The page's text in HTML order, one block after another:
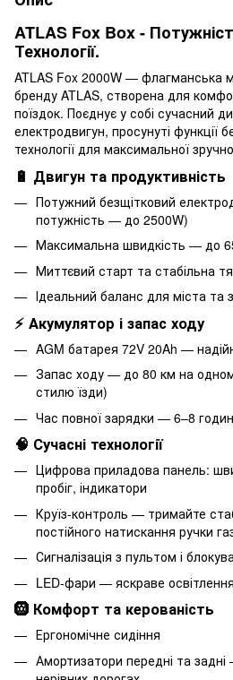
ATLAS Fox Box -
Технології.
ATLAS Fox 2000W — флагманська
бренду ATLAS, створена для
поїздок. Поєднує у собі сучасний
електродвигун, просунуті функції
технології для максимальної
🔋 Двигун та продуктивність
Потужний безщітковий
потужність — до 2500W)
Максимальна швидкість — до
Миттєвий старт та стабільна
Ідеальний баланс для міста та
⚡ Акумулятор і запас ходу
AGM батарея 72V 20Ah —
Запас ходу — до 80 км на
стилю їзди)
Час повної зарядки — 6–8 годин
🧠 Сучасні технології
Цифрова приладова панель:
пробіг, індикатори
Круїз-контроль — тримайте
постійного натискання ручки
Сигналізація з пультом і
LED-фари — яскраве
🛞 Комфорт та керованість
Ергономічне сидіння
Амортизатори передні та